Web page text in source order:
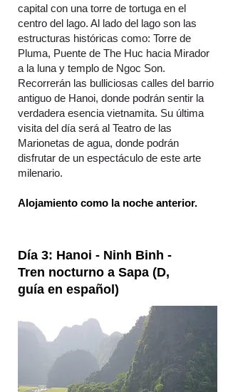
capital con una torre de tortuga en el
centro del lago. Al lado del lago son las
estructuras históricas como: Torre de
Pluma, Puente de The Huc hacia Mirador
a la luna y templo de Ngoc Son.
Recorrerán las bulliciosas calles del barrio
antiguo de Hanoi, donde podrán sentir la
verdadera esencia vietnamita. Su última
visita del día será al Teatro de las
Marionetas de agua, donde podrán
disfrutar de un espectáculo de este arte
milenario.
Alojamiento como la noche anterior.
Día 3: Hanoi - Ninh Binh -
Tren nocturno a Sapa (D,
guía en español)